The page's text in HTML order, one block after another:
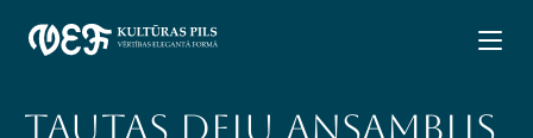
Tautas deju ansamblis